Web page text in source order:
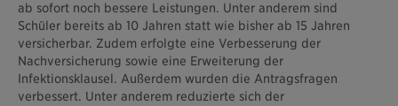
ab sofort noch bessere Leistungen. Unter anderem sind
Schüler bereits ab 10 Jahren statt wie bisher ab 15 Jahren
versicherbar. Zudem erfolgte eine Verbesserung der
Nachversicherung sowie eine Erweiterung der
Infektionsklausel. Außerdem wurden die Antragsfragen
verbessert. Unter anderem reduzierte sich der